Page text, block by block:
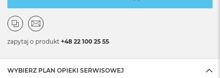
zapytaj o produkt +48 22 100 25 55
WYBIERZ PLAN OPIEKI SERWISOWEJ